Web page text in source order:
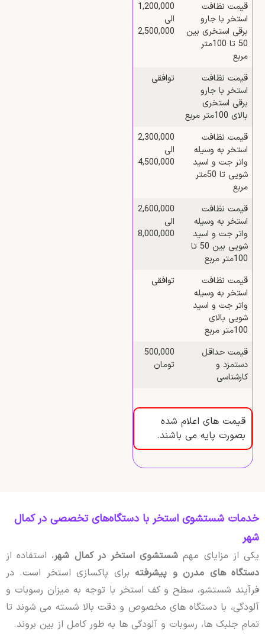
قیمت نظافت
استخر با جارو
برقی استخری بین
50 تا 100متر
مربع
1,200,000
الی
2,500,000
قیمت نظافت
استخر با جارو
برقی استخری
بالای 100متر مربع
توافقی
قیمت نظافت
استخر به وسیله
واتر جت و اسید
شویی تا 50متر
مربع
2,300,000
الی
4,500,000
قیمت نظافت
استخر به وسیله
واتر جت و اسید
شویی بین 50 تا
100متر مربع
2,600,000
الی
8,000,000
قیمت نظافت
استخر به وسیله
واتر جت و اسید
شویی بالای
100متر مربع
توافقی
قیمت حداقل
دستمزد و
کارشناسی
500,000
تومان
قیمت های اعلام شده
بصورت پایه می باشند.
خدمات شستشوی استخر با دستگاه‌های تخصصی در کمال
شهر
یکی از مزایای مهم شستشوی استخر در کمال شهر، استفاده از
دستگاه های مدرن و پیشرفتهبرای پاکسازی استخر است. در
فرآیند شستشو، سطح و کف استخر با توجه به میزان رسوبات و
آلودگی، با دستگاه های مخصوص و دقت بالا شسته می شوند تا
تمام جلبک ها، رسوبات و آلودگی ها به طور کامل از بین بروند.